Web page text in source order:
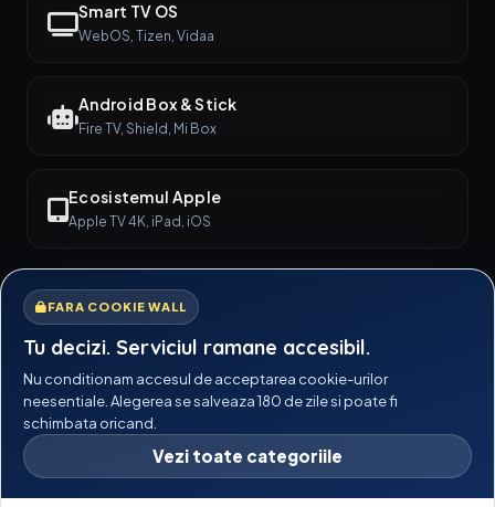
Smart TV OS
WebOS, Tizen, Vidaa
Android Box & Stick
Fire TV, Shield, Mi Box
Ecosistemul Apple
Apple TV 4K, iPad, iOS
SUPORT DEDICAT
ajutor@anume.ro
Timp mediu de răspuns 2-4h
Program Zilnic
10:00 - 20:00 (Ora DE)
FARA COOKIE WALL
Tu decizi. Serviciul ramane accesibil.
Nu conditionam accesul de acceptarea cookie-urilor
neesentiale. Alegerea se salveaza 180 de zile si poate fi
schimbata oricand.
Vezi toate categoriile